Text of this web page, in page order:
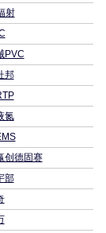
射
PVC
邦
氮
创德固赛
部